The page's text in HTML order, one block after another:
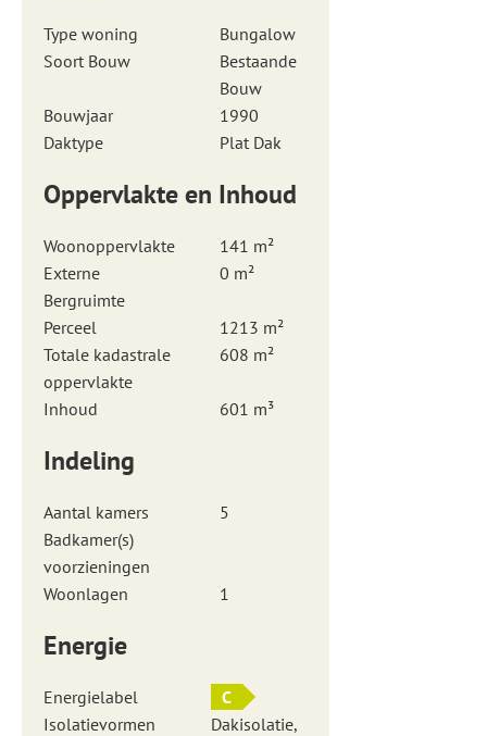
Type woning
Bungalow
Soort Bouw
Bestaande
Bouw
Bouwjaar
1990
Daktype
Plat Dak
Oppervlakte en Inhoud
Woonoppervlakte
141 m²
Externe
Bergruimte
0 m²
Perceel
1213 m²
Totale kadastrale
oppervlakte
608 m²
Inhoud 601 m³
Indeling
Aantal kamers
5
Badkamer(s)
voorzieningen
Woonlagen
1
Energie
Energielabel
C
Isolatievormen
Dakisolatie,